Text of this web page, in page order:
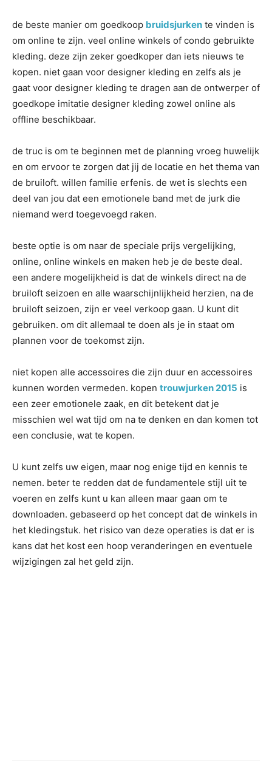
de beste manier om goedkoop bruidsjurken te vinden is
om online te zijn. veel online winkels of condo gebruikte
kleding. deze zijn zeker goedkoper dan iets nieuws te
kopen. niet gaan voor designer kleding en zelfs als je
gaat voor designer kleding te dragen aan de ontwerper of
goedkope imitatie designer kleding zowel online als
offline beschikbaar.
de truc is om te beginnen met de planning vroeg huwelijk
en om ervoor te zorgen dat jij de locatie en het thema van
de bruiloft. willen familie erfenis. de wet is slechts een
deel van jou dat een emotionele band met de jurk die
niemand werd toegevoegd raken.
beste optie is om naar de speciale prijs vergelijking,
online, online winkels en maken heb je de beste deal.
een andere mogelijkheid is dat de winkels direct na de
bruiloft seizoen en alle waarschijnlijkheid herzien, na de
bruiloft seizoen, zijn er veel verkoop gaan. U kunt dit
gebruiken. om dit allemaal te doen als je in staat om
plannen voor de toekomst zijn.
niet kopen alle accessoires die zijn duur en accessoires
kunnen worden vermeden. kopen trouwjurken 2015 is
een zeer emotionele zaak, en dit betekent dat je
misschien wel wat tijd om na te denken en dan komen tot
een conclusie, wat te kopen.
U kunt zelfs uw eigen, maar nog enige tijd en kennis te
nemen. beter te redden dat de fundamentele stijl uit te
voeren en zelfs kunt u kan alleen maar gaan om te
downloaden. gebaseerd op het concept dat de winkels in
het kledingstuk. het risico van deze operaties is dat er is
kans dat het kost een hoop veranderingen en eventuele
wijzigingen zal het geld zijn.